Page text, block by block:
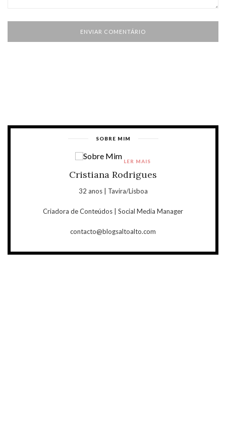
SOBRE MIM
Cristiana Rodrigues
32 anos | Tavira/Lisboa
Criadora de Conteúdos | Social Media Manager
contacto@blogsaltoalto.com
LER MAIS